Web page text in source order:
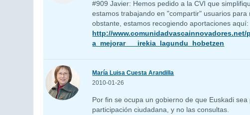
#909 Javier: Hemos pedido a la CVI que
estamos trabajando en "compartir" usuarios
obstante, estamos recogiendo aportaciones aquí:
http://www.comunidadvascainnovadores.net/
a_mejorar___irekia_lagundu_hobetzen
María Luisa Cuesta Arandilla
2010-01-26
Por fin se ocupa un gobierno de que Euskadi
participación ciudadana, y no las consultas.